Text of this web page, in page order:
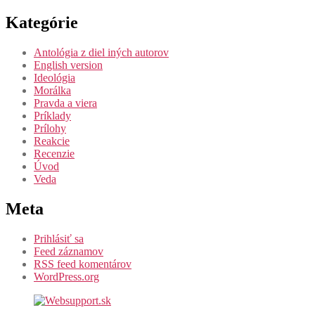
Kategórie
Antológia z diel iných autorov
English version
Ideológia
Morálka
Pravda a viera
Príklady
Prílohy
Reakcie
Recenzie
Úvod
Veda
Meta
Prihlásiť sa
Feed záznamov
RSS feed komentárov
WordPress.org